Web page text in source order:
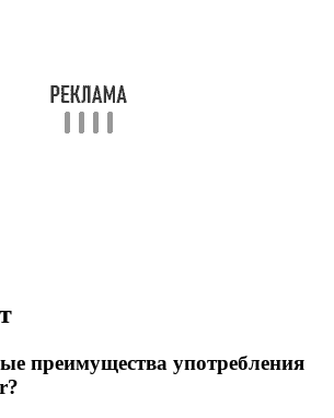
преимущества употребления